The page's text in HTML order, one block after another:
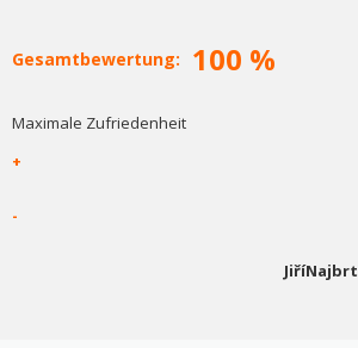
Gesamtbewertung: 100 %
Maximale Zufriedenheit
+
-
JiříNajbrt